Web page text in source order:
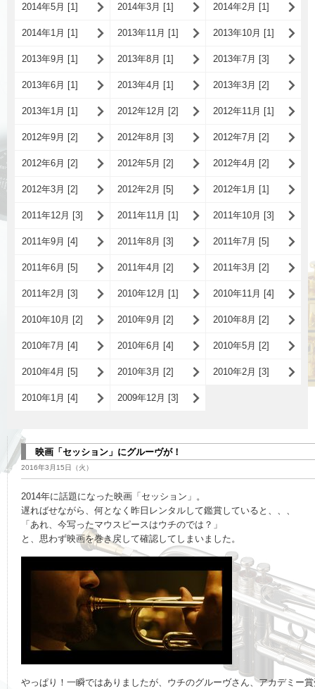
2014年5月 [1] 2014年3月 [1] 2014年2月 [1]
2014年1月 [1] 2013年11月 [1] 2013年10月 [1]
2013年9月 [1] 2013年8月 [1] 2013年7月 [3]
2013年6月 [1] 2013年4月 [1] 2013年3月 [2]
2013年1月 [1] 2012年12月 [2] 2012年11月 [1]
2012年9月 [2] 2012年8月 [3] 2012年7月 [2]
2012年6月 [2] 2012年5月 [2] 2012年4月 [2]
2012年3月 [2] 2012年2月 [5] 2012年1月 [1]
2011年12月 [3] 2011年11月 [1] 2011年10月 [3]
2011年9月 [4] 2011年8月 [3] 2011年7月 [5]
2011年6月 [5] 2011年4月 [2] 2011年3月 [2]
2011年2月 [3] 2010年12月 [1] 2010年11月 [4]
2010年10月 [2] 2010年9月 [2] 2010年8月 [2]
2010年7月 [4] 2010年6月 [4] 2010年5月 [2]
2010年4月 [5] 2010年3月 [2] 2010年2月 [3]
2010年1月 [4] 2009年12月 [3]
映画「セッション」にグルーヴが！
2016年3月15日（火）
2014年に話題になった映画「セッション」。
遅ればせながら、何となく昨日レンタルして鑑賞していると、、、
「あれ、今写ったマウスピースはウチのでは？」
と、思わず映画を巻き戻して確認してしまいました。
やっぱり！一瞬ではありましたが、ウチのグルーヴさん、アカデミー